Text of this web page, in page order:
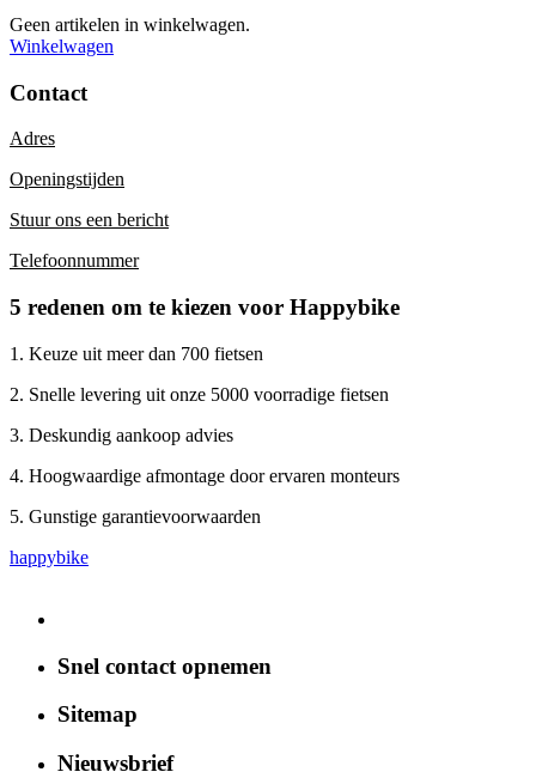
Geen artikelen in winkelwagen.
Winkelwagen
Contact
Adres
Openingstijden
Stuur ons een bericht
Telefoonnummer
5 redenen om te kiezen voor Happybike
1. Keuze uit meer dan 700 fietsen
2. Snelle levering uit onze 5000 voorradige fietsen
3. Deskundig aankoop advies
4. Hoogwaardige afmontage door ervaren monteurs
5. Gunstige garantievoorwaarden
happybike
Snel contact opnemen
Sitemap
Nieuwsbrief